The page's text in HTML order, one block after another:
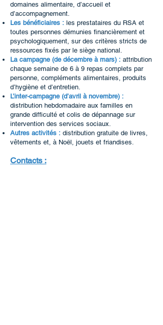
domaines alimentaire, d’accueil et
d’accompagnement.
Les bénéficiaires : les prestataires du RSA et
toutes personnes démunies financièrement et
psychologiquement, sur des critères stricts de
ressources fixés par le siège national.
La campagne (de décembre à mars) : attribution
chaque semaine de 6 à 9 repas complets par
personne, compléments alimentaires, produits
d’hygiène et d’entretien.
L’inter-campagne (d’avril à novembre) :
distribution hebdomadaire aux familles en
grande difficulté et colis de dépannage sur
intervention des services sociaux.
Autres activités : distribution gratuite de livres,
vêtements et, à Noël, jouets et friandises.
Contacts :